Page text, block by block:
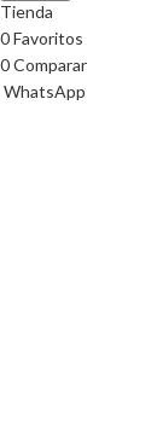
ALIMENTOS
Tienda
0Favoritos
0Comparar
WhatsApp